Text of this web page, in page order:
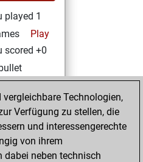
played 1
Play
scored +0
Januar
won
Fritz
Technologien,
Verfügung zu stellen, die
und interessengerechte
von ihrem
dabei neben technisch